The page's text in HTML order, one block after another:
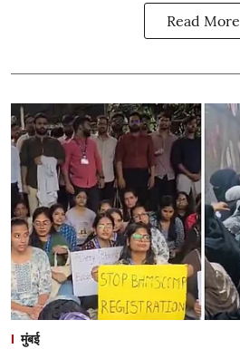
Read More
मुंबई